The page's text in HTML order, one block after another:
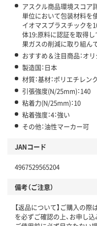
アスクル商品環境スコア
単位において包装材料を
イオマスプラスチックを
体19:原料に認証を取得
果ガスの削減に取り組ん
おすすめ＆注目商品：オ
製造国：日本
材質：基材：ポリエチレン
引張強度(N/25mm)：140
粘着力(N/25mm)：10
粘着強度：4：強い
その他：油性マーカー可
JANコード
4967529565204
備考（ご注意）
【返品について】ご購入の際
を必ずご確認の上、お申し込